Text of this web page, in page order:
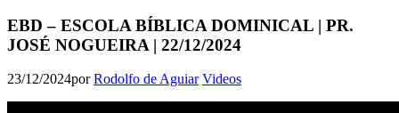
EBD – ESCOLA BÍBLICA DOMINICAL | PR.
JOSÉ NOGUEIRA | 22/12/2024
23/12/2024porRodolfo de Aguiar Videos